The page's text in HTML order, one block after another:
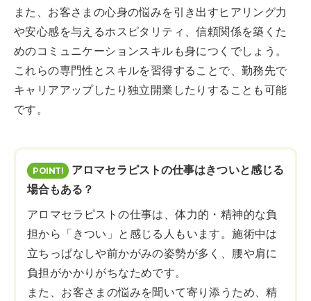
また、お客さまの心身の悩みを引き出すヒアリング力
や安心感を与えるホスピタリティ、信頼関係を築くた
めのコミュニケーションスキルも身につくでしょう。
これらの専門性とスキルを習得することで、勤務先で
キャリアアップしたり独立開業したりすることも可能
です。
アロマセラピストの仕事はきついと感じる
場合もある？
アロマセラピストの仕事は、体力的・精神的な負
担から「きつい」と感じる人もいます。施術中は
立ちっぱなしや前かがみの姿勢が多く、腰や肩に
負担がかかりがちなためです。
また、お客さまの悩みを聞いて寄り添うため、精